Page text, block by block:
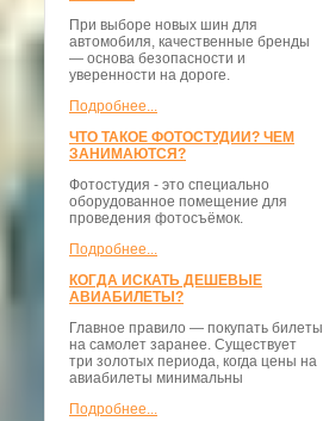
При выборе новых шин для
автомобиля, качественные бренды
— основа безопасности и
уверенности на дороге.
Подробнее...
ЧТО ТАКОЕ ФОТОСТУДИИ? ЧЕМ
ЗАНИМАЮТСЯ?
Фотостудия - это специально
оборудованное помещение для
проведения фотосъёмок.
Подробнее...
КОГДА ИСКАТЬ ДЕШЕВЫЕ
АВИАБИЛЕТЫ?
Главное правило — покупать билеты
на самолет заранее. Существует
три золотых периода, когда цены на
авиабилеты минимальны
Подробнее...